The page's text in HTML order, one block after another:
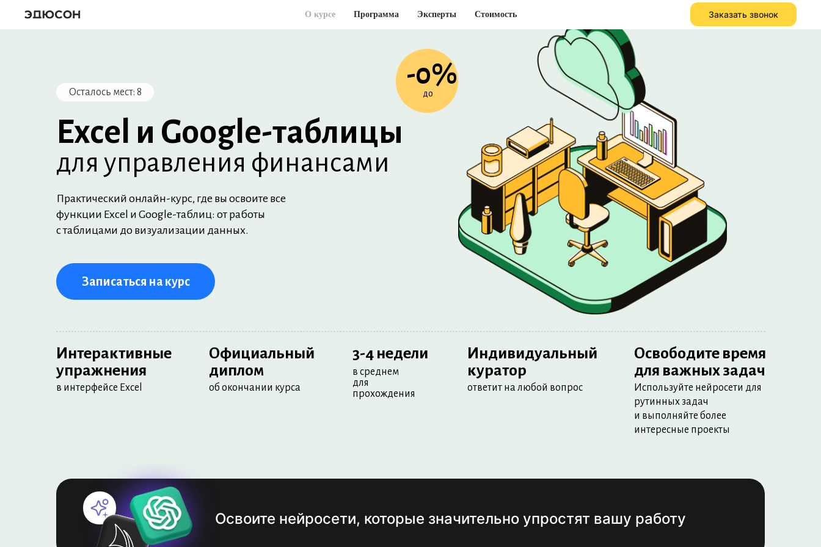
О курсе Программа Эксперты Стоимость Заказать звонок
для управления финансами
Практический онлайн-курс, где вы освоите все
функции Excel и Google-таблиц: от работы
с таблицами до визуализации данных.
Интерактивные
упражнения
в интерфейсе Excel
Официальный
диплом
об окончании курса
Индивидуальный
куратор
ответит на любой вопрос
Освободите время
для важных задач
Используйте нейросети для
рутинных задач
и выполняйте более
интересные проекты
3-4 недели
в среднем
для
прохождения
Записаться на курс
Осталось мест: 8
Excel и Google-таблицы
-0%
до
Освоите нейросети, которые значительно упростят вашу работу